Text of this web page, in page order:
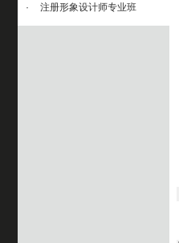
·
注册形象设计师专业班